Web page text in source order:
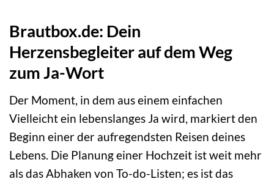
Brautbox.de: Dein
Herzensbegleiter auf dem Weg
zum Ja-Wort
Der Moment, in dem aus einem einfachen
Vielleicht ein lebenslanges Ja wird, markiert den
Beginn einer der aufregendsten Reisen deines
Lebens. Die Planung einer Hochzeit ist weit mehr
als das Abhaken von To-do-Listen; es ist das